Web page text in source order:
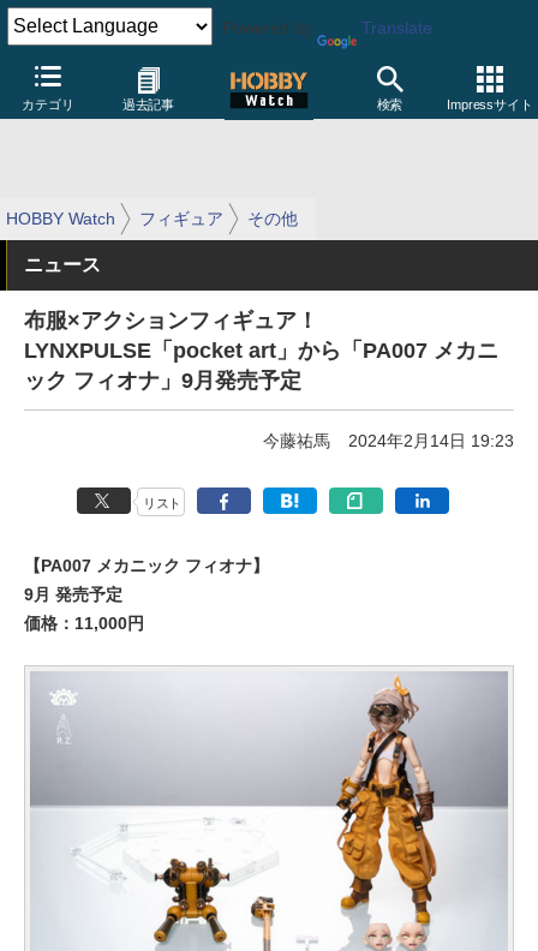
Powered by Translate
カテゴリ 過去記事 検索 Impressサイト
HOBBY Watch フィギュア その他
ニュース
布服×アクションフィギュア！
LYNXPULSE「pocket art」から「PA007 メカニ
ック フィオナ」9月発売予定
今藤祐馬 2024年2月14日 19:23
リスト
【PA007 メカニック フィオナ】
9月 発売予定
価格：11,000円